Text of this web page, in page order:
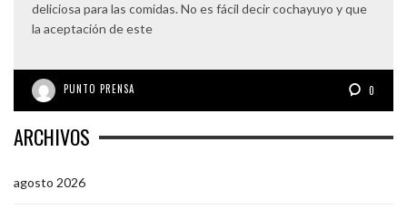
deliciosa para las comidas. No es fácil decir cochayuyo y que
la aceptación de este
PUNTO PRENSA 0
ARCHIVOS
agosto 2026